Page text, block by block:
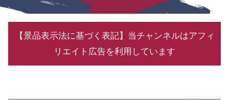
【景品表示法に基づく表記】当チャンネルはアフィ
リエイト広告を利用しています